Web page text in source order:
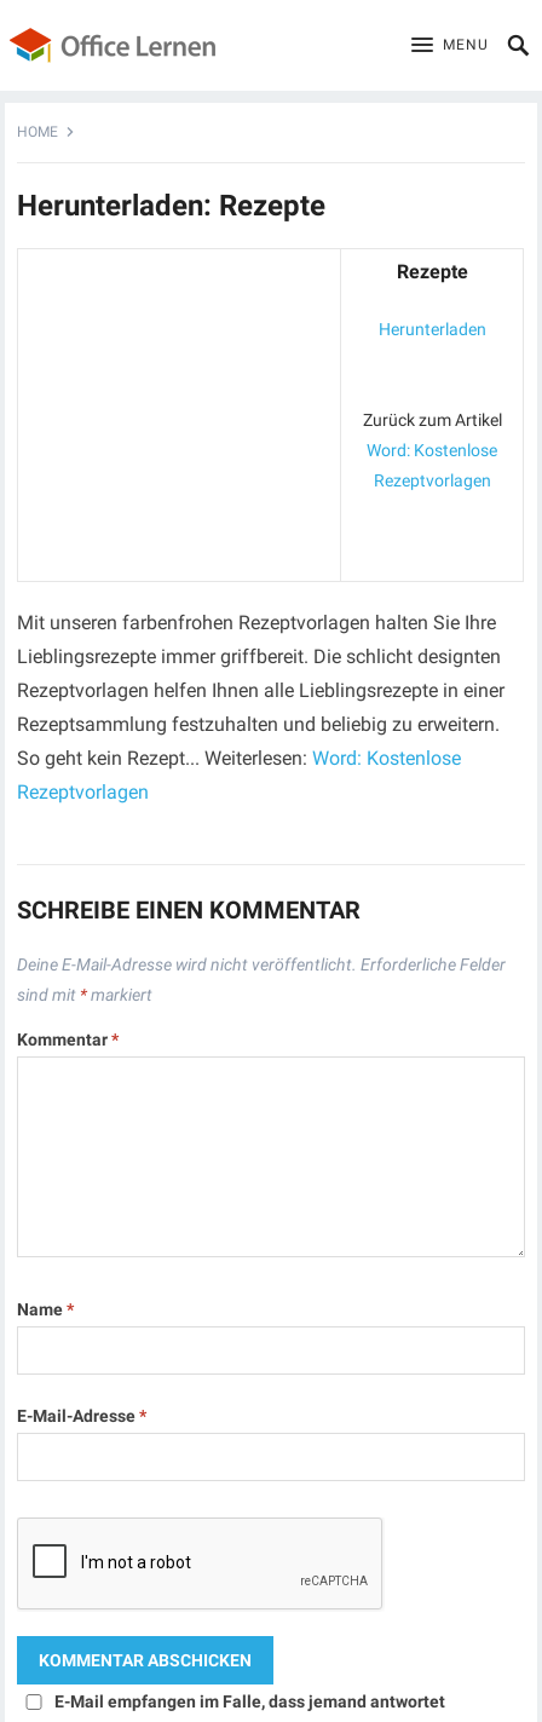
MENU
HOME
Herunterladen: Rezepte
Rezepte
Herunterladen
Zurück zum Artikel
Word: Kostenlose
Rezeptvorlagen
Mit unseren farbenfrohen Rezeptvorlagen halten Sie Ihre
Lieblingsrezepte immer griffbereit. Die schlicht designten
Rezeptvorlagen helfen Ihnen alle Lieblingsrezepte in einer
Rezeptsammlung festzuhalten und beliebig zu erweitern.
So geht kein Rezept... Weiterlesen:Word: Kostenlose
Rezeptvorlagen
SCHREIBE EINEN KOMMENTAR
Deine E-Mail-Adresse wird nicht veröffentlicht. Erforderliche Felder
sind mit *markiert
Kommentar*
Name*
E-Mail-Adresse*
E-Mail empfangen im Falle, dass jemand antwortet